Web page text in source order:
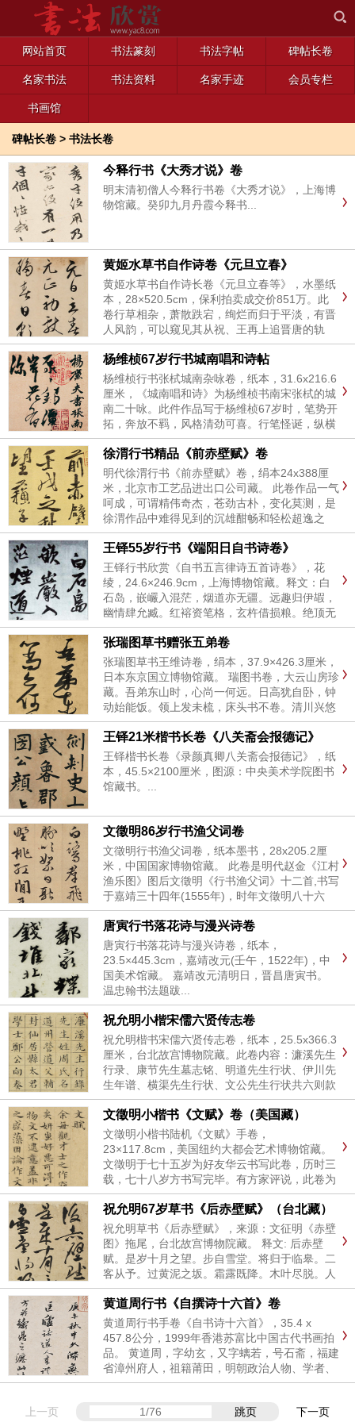
网站首页 书法篆刻 书法字帖 碑帖长卷
名家书法 书法资料 名家手迹 会员专栏
书画馆
碑帖长卷 > 书法长卷
今释行书《大秀才说》卷
明末清初僧人今释行书卷《大秀才说》，上海博
物馆藏。癸卯九月丹霞今释书...
黄姬水草书自作诗卷《元旦立春》
黄姬水草书自作诗长卷《元旦立春等》，水墨纸
本，28×520.5cm，保利拍卖成交价851万。此
卷行草相杂，萧散跌宕，绚烂而归于平淡，有晋
人风韵，可以窥见其从祝、王再上追晋唐的轨
迹。下笔满是清逸之气，洒脱纵横之势跃然纸
上。亦恰承当时帖学盛行、行草互融的风尚。堪
称其诗书成就的代表性作...
杨维桢67岁行书城南唱和诗帖
杨维桢行书张栻城南杂咏卷，纸本，31.6x216.6
厘米，《城南唱和诗》为杨维桢书南宋张栻的城
南二十咏。此件作品写于杨维桢67岁时，笔势开
拓，奔放不羁，风格清劲可喜。行笔怪诞，纵横
叠宕，用锋古拙峭拔，似有矫横之意，与元朝赵
孟頫圆润书法成为鲜明的对比。卷尾有孙承泽、
陈献章、谢肇淛等...
徐渭行书精品《前赤壁赋》卷
明代徐渭行书《前赤壁赋》卷，绢本24x388厘
米，北京市工艺品进出口公司藏。 此卷作品一气
呵成，可谓精伟奇杰，苍劲古朴，变化莫测，是
徐渭作品中难得见到的沉雄酣畅和轻松超逸之
作。 青藤道人徐渭书于玉屏山馆...
王铎55岁行书《端阳日自书诗卷》
王铎行书欣赏《自书五言律诗五首诗卷》，花
绫，24.6×246.9cm，上海博物馆藏。释文：白
石岛，嵌巗入混茫，烟道亦无疆。远趣归伊嘏，
幽情肆允臧。红褣资笔格，玄杵借损粮。绝顶无
东灞，睽年花满床。题蕉轩 徐入归丘壑，曲廊邃
未经。岂知数丈影，散作万年青。形色隋天沃，
虚灵带雪听。德...
张瑞图草书赠张五弟卷
张瑞图草书王维诗卷，绢本，37.9×426.3厘米，
日本东京国立博物馆藏。 瑞图书卷，大云山房珍
藏。吾弟东山时，心尚一何远。日高犹自卧，钟
动始能饭。领上发未梳，床头书不卷。清川兴悠
悠，空林对偃蹇。青苔石上净，细草松下软。窗
外鸟声闲，阶前虎心善。徒然万象多，澹...
王铎21米楷书长卷《八关斋会报德记》
王铎楷书长卷《录颜真卿八关斋会报德记》，纸
本，45.5×2100厘米，图源：中央美术学院图书
馆藏书。...
文徵明86岁行书渔父词卷
文徵明行书渔父词卷，纸本墨书，28x205.2厘
米，中国国家博物馆藏。 此卷是明代赵金《江村
渔乐图》图后文徵明《行书渔父词》十二首,书写
于嘉靖三十四年(1555年)，时年文徵明八十六
岁，洋洋洒洒二百七十余字，以行书写成,不甚工
整，结体与笔法与其同年八月于《溪山高逸图》
后所书《秋兴...
唐寅行书落花诗与漫兴诗卷
唐寅行书落花诗与漫兴诗卷，纸本，
23.5×445.3cm，嘉靖改元(壬午，1522年)，中
国美术馆藏。 嘉靖改元清明日，晋昌唐寅书。
温忠翰书法题跋...
祝允明小楷宋儒六贤传志卷
祝允明楷书宋儒六贤传志卷，纸本，25.5x366.3
厘米，台北故宫博物院藏。此卷内容：濂溪先生
行录、康节先生墓志铭、明道先生行状、伊川先
生年谱、横渠先生行状、文公先生行状共六则款
识：后学祝允明书...
文徵明小楷书《文赋》卷（美国藏）
文徵明小楷书陆机《文赋》手卷，
23×117.8cm，美国纽约大都会艺术博物馆藏。
文徵明于七十五岁为好友华云书写此卷，历时三
载，七十八岁方书写完毕。有方家评说，此卷为
文徵明小楷书迹中的精品。其字体结构谨严，用
笔精力充沛，写小字如大字，笔笔既稳且准，堪
当后世楷模...
祝允明67岁草书《后赤壁赋》（台北藏）
祝允明草书《后赤壁赋》，来源：文征明《赤壁
图》拖尾，台北故宫博物院藏。 释文: 后赤壁
赋。是岁十月之望。步自雪堂。将归于临皋。二
客从予。过黄泥之坂。霜露既降。木叶尽脱。人
影在地。仰见明月。顾而乐之。行歌相答。已而
叹曰。有客无酒。有酒无肴。月白风清。如此良
夜何...
黄道周行书《自撰诗十六首》卷
黄道周行书手卷《自书诗十六首》，35.4 x
457.8公分，1999年香港苏富比中国古代书画拍
品。 黄道周，字幼玄，又字螭若，号石斋，福建
省漳州府人，祖籍莆田，明朝政治人物、学者、
书法家、艺术家。书法不流凡俗，笔意离奇超
于壬申(1632...
上一页 跳页 下一页